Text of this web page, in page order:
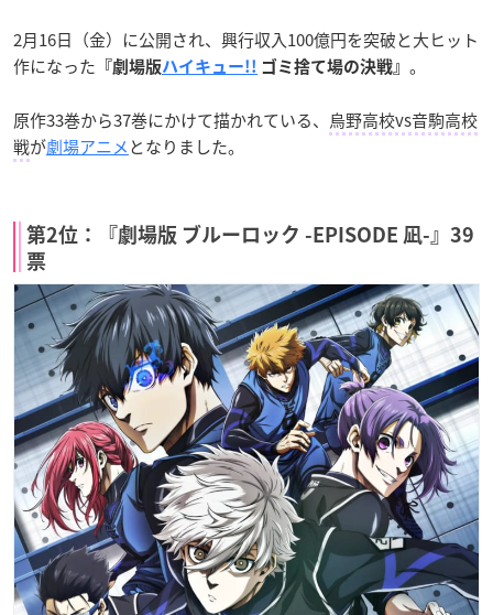
2月16日（金）に公開され、興行収入100億円を突破と大ヒット
作になった 『劇場版ハイキュー!! ゴミ捨て場の決戦』 。
原作33巻から37巻にかけて描かれている、 烏野高校vs音駒高校
戦が劇場アニメとなりました。
第2位：『劇場版 ブルーロック -EPISODE 凪-』39
票